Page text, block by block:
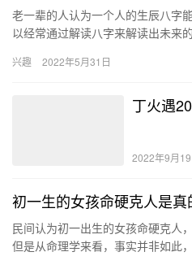
老一辈的人认为一个人的生辰八字
以经常通过解读八字来解读出未来
婚口…
兴趣 2022年5月31日
丁火遇
2022年9月19
初一生的女孩命硬克人是真
民间认为初一出生的女孩命硬克人
但是从命理学来看，事实并非如此